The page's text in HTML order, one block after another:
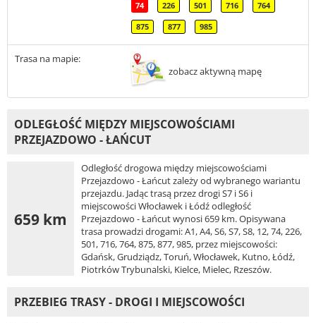
74 226 501 716 764
875 877 985
Trasa na mapie:
zobacz aktywną mapę
ODLEGŁOŚĆ MIĘDZY MIEJSCOWOŚCIAMI
PRZEJAZDOWO - ŁAŃCUT
659 km
Odległość drogowa między miejscowościami
Przejazdowo - Łańcut zależy od wybranego wariantu
przejazdu. Jadąc trasą przez drogi S7 i S6 i
miejscowości Włocławek i Łódź odległość
Przejazdowo - Łańcut wynosi 659 km. Opisywana
trasa prowadzi drogami: A1, A4, S6, S7, S8, 12, 74, 226,
501, 716, 764, 875, 877, 985, przez miejscowości:
Gdańsk, Grudziądz, Toruń, Włocławek, Kutno, Łódź,
Piotrków Trybunalski, Kielce, Mielec, Rzeszów.
PRZEBIEG TRASY - DROGI I MIEJSCOWOŚCI